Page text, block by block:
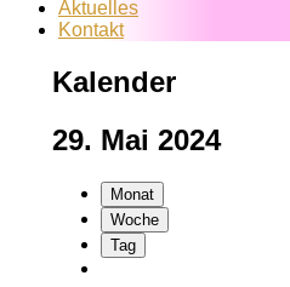
Aktuelles
Kontakt
Kalender
29. Mai 2024
Monat
Woche
Tag